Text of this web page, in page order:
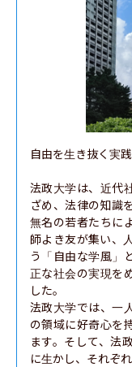
自由を生き抜く実
法政大学は、近代
ざめ、法律の知識
無名の若者たちに
師よき友が集い、
う「自由な学風」
正な社会の実現を
した。
法政大学では、一
の領域に好奇心を
ます。そして、法
に生かし、それぞ